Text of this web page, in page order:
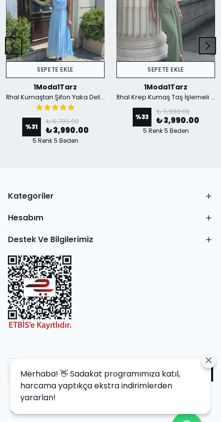
SEPETE EKLE
1Moda1Tarz
İthal Kumaştan Şifon Yaka Detaylı Piliseli Kemerli Astarlı Özel Tasarım Elbise - mavi
%31
₺ 5,790.00
₺ 3,990.00
5 Renk 5 Beden
SEPETE EKLE
1Moda1Tarz
İthal Krep Kumaş Taş İşlemeli Askılı Astarlı Özel Tasarım Yırtmaçlı Maxi Elbise - Yeşil
%33
₺ 5,990.00
₺ 3,990.00
5 Renk 5 Beden
Kategoriler
Hesabım
Destek Ve Bilgilerimiz
Merhaba! 👋 Sadakat programımıza katıl,
harcama yaptıkça ekstra indirimlerden
yararlan!